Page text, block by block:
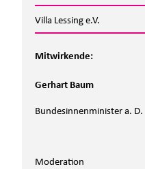
Villa Lessing e.V.
Mitwirkende:
Gerhart Baum
Bundesinnenminister a. D.
Moderation